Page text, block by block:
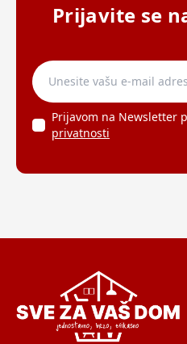
Prijavite se
Prijavom na Newsletter
privatnosti